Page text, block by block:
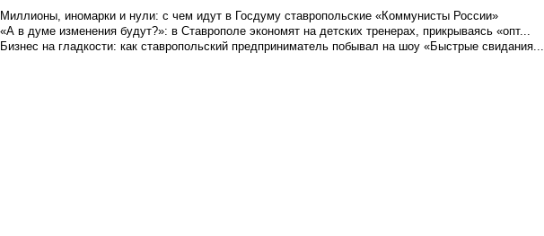
Миллионы, иномарки и нули: с чем идут в Госдуму ставропольские «Коммунисты России»
«А в думе изменения будут?»: в Ставрополе экономят на детских тренерах, прикрываясь «опт...
Бизнес на гладкости: как ставропольский предприниматель побывал на шоу «Быстрые свидания...